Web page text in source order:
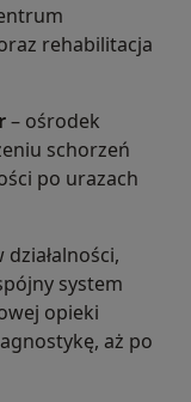
rehabilitacja
– ośrodek
schorzeń
po urazach
system
opieki
aż po